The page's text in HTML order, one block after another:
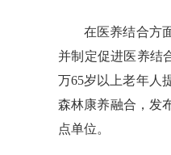
在医养结合方面
并制定促进医养结
万65岁以上老年人
森林康养融合，发
点单位。